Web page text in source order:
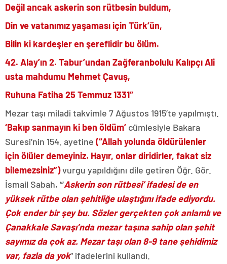
Değil ancak askerin son rütbesin buldum,
Din ve vatanımız yaşaması için Türk’ün,
Bilin ki kardeşler en şereflidir bu ölüm.
42. Alay’ın 2. Tabur’undan Zağferanbolulu Kalıpçı Ali
usta mahdumu Mehmet Çavuş,
Ruhuna Fatiha 25 Temmuz 1331″
Mezar taşı miladi takvimle 7 Ağustos 1915’te yapılmıştı.
‘Bakıp sanmayın ki ben öldüm’ cümlesiyle Bakara
Suresi’nin 154. ayetine (“Allah yolunda öldürülenler
için ölüler demeyiniz. Hayır, onlar diridirler, fakat siz
bilemezsiniz”)vurgu yapıldığını dile getiren Öğr. Gör.
İsmail Sabah, “‘Askerin son rütbesi’ ifadesi de en
yüksek rütbe olan şehitliğe ulaştığını ifade ediyordu.
Çok ender bir şey bu. Sözler gerçekten çok anlamlı ve
Çanakkale Savaşı’nda mezar taşına sahip olan şehit
sayımız da çok az. Mezar taşı olan 8-9 tane şehidimiz
var, fazla da yok” ifadelerini kullandı.